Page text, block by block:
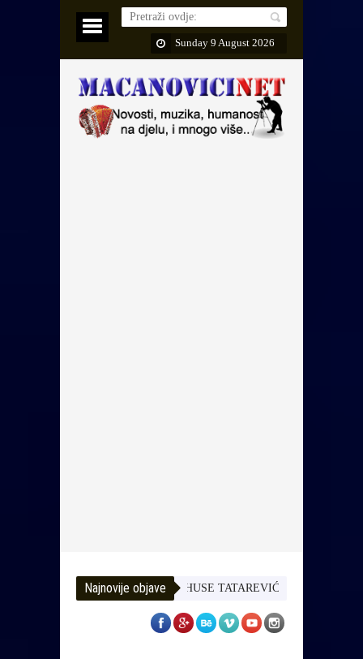
Sunday 9 August 2026
Najnovije objaveHUSE TATAREVIĆ ISPRAĆEN U